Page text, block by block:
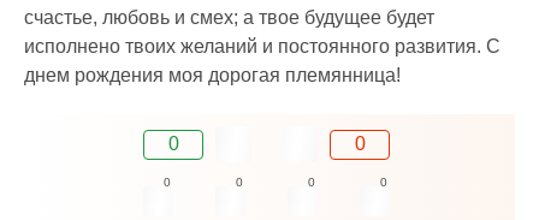
счастье, любовь и смех; а твое будущее будет
исполнено твоих желаний и постоянного развития. С
днем рождения моя дорогая племянница!
0 0
0 0 0 0